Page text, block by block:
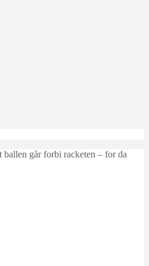
ballen går forbi racketen – for da